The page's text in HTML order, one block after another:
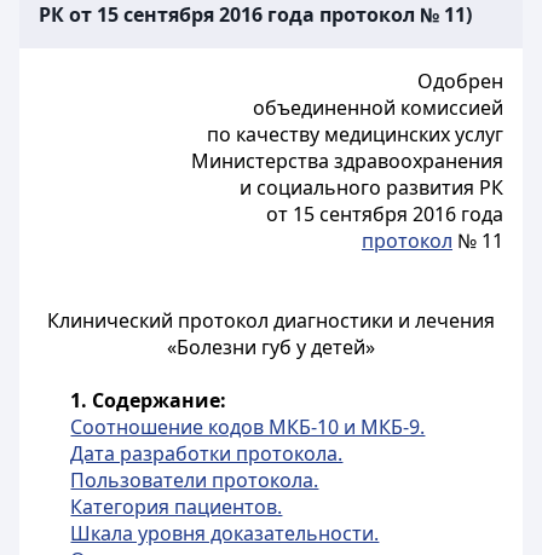
РК от 15 сентября 2016 года протокол № 11)
Одобрен
объединенной комиссией
по качеству медицинских услуг
Министерства здравоохранения
и социального развития РК
от 15 сентября 2016 года
протокол № 11
Клинический протокол диагностики и лечения
«Болезни губ у детей»
1. Содержание:
Соотношение кодов МКБ-10 и МКБ-9.
Дата разработки протокола.
Пользователи протокола.
Категория пациентов.
Шкала уровня доказательности.